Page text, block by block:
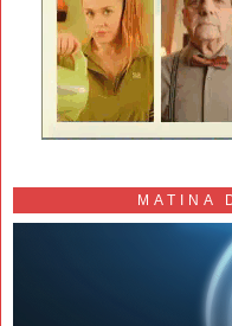
MATINA